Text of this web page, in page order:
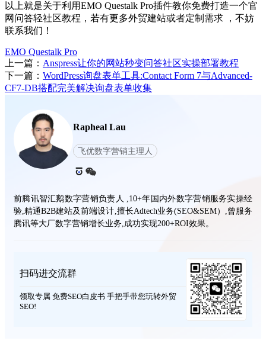
以上就是关于利用EMO Questalk Pro插件教你免费打造一个官
网问答轻社区教程，若有更多外贸建站或者定制需求 ，不妨
联系我们！
EMO Questalk Pro
上一篇： Anspress让你的网站秒变问答社区实操部署教程
下一篇： WordPress询盘表单工具:Contact Form 7与Advanced-
CF7-DB搭配完美解决询盘表单收集
Rapheal Lau
飞优数字营销主理人
前腾讯智汇鹅数字营销负责人 ,10+年国内外数字营销服务实操经
验,精通B2B建站及前端设计,擅长Adtech业务(SEO&SEM）,曾服务
腾讯等大厂数字营销增长业务,成功实现200+ROI效果。
扫码进交流群
领取专属 免费SEO白皮书 手把手带您玩转外贸
SEO!